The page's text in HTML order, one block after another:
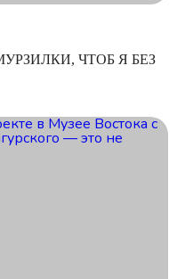
ЧТОБ Я БЕЗ